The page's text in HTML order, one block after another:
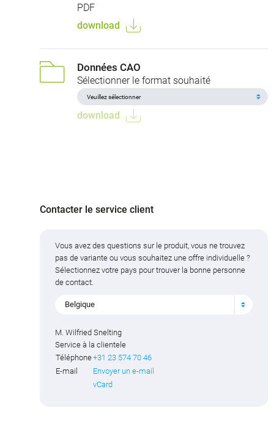
PDF
download
Données CAO
Sélectionner le format souhaité
download
Contacter le service client
Vous avez des questions sur le produit, vous ne trouvez
pas de variante ou vous souhaitez une offre individuelle ?
Sélectionnez votre pays pour trouver la bonne personne
de contact.
Belgique
M. Wilfried Snelting
Service à la clientele
Téléphone+31 23 574 70 46
E-mail
Envoyer un e-mail
vCard